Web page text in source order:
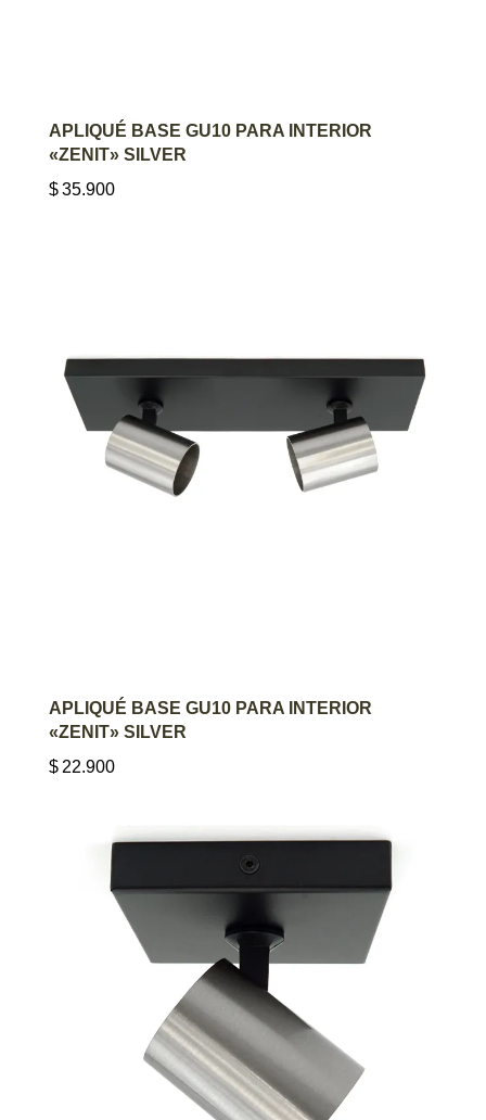
AGREGAR AL CARRITO
APLIQUÉ BASE GU10 PARA INTERIOR
«ZENIT» SILVER
$35.900
AGREGAR AL CARRITO
APLIQUÉ BASE GU10 PARA INTERIOR
«ZENIT» SILVER
$ 22.900